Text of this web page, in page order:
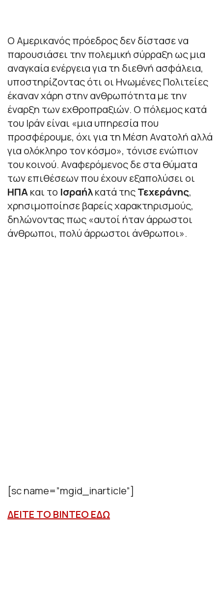
Ο Αμερικανός πρόεδρος δεν δίστασε να
παρουσιάσει την πολεμική σύρραξη ως μια
αναγκαία ενέργεια για τη διεθνή ασφάλεια,
υποστηρίζοντας ότι οι Ηνωμένες Πολιτείες
έκαναν χάρη στην ανθρωπότητα με την
έναρξη των εχθροπραξιών. Ο πόλεμος κατά
του Ιράν είναι «μια υπηρεσία που
προσφέρουμε, όχι για τη Μέση Ανατολή αλλά
για ολόκληρο τον κόσμο», τόνισε ενώπιον
του κοινού. Αναφερόμενος δε στα θύματα
των επιθέσεων που έχουν εξαπολύσει οι
ΗΠΑκαι το Ισραήλκατά τηςΤεχεράνης,
χρησιμοποίησε βαρείς χαρακτηρισμούς,
δηλώνοντας πως «αυτοί ήταν άρρωστοι
άνθρωποι, πολύ άρρωστοι άνθρωποι».
[sc name=”mgid_inarticle”]
ΔΕΙΤΕ ΤΟ ΒΙΝΤΕΟ ΕΔΩ